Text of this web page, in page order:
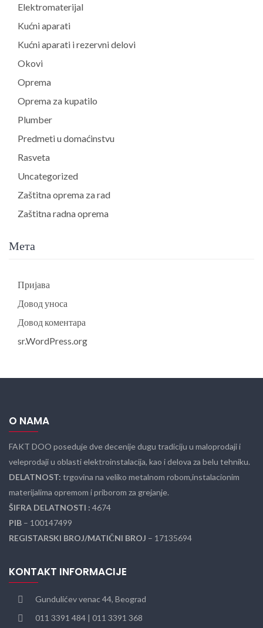
Elektromaterijal
Kućni aparati
Kućni aparati i rezervni delovi
Okovi
Oprema
Oprema za kupatilo
Plumber
Predmeti u domaćinstvu
Rasveta
Uncategorized
Zaštitna oprema za rad
Zaštitna radna oprema
Мета
Пријава
Довод уноса
Довод коментара
sr.WordPress.org
O NAMA
FAKT DOO poseduje dve decenije dugu tradiciju u maloprodaji i
veleprodaji u oblasti elektroinstalacija, kao i delova za belu tehniku.
DELATNOST: trgovina na veliko metalnom robom,instalacionim
materijalima opremom i priborom za grejanje.
ŠIFRA DELATNOSTI : 4674
PIB – 100147499
REGISTARSKI BROJ/MATIČNI BROJ – 17135694
KONTAKT INFORMACIJE
Gundulićev venac 44, Beograd
011 3391 484 | 011 3391 368